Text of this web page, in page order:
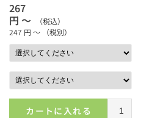
267
円 ～
（税込）
247 円 ～ （税別）
カートに入れる